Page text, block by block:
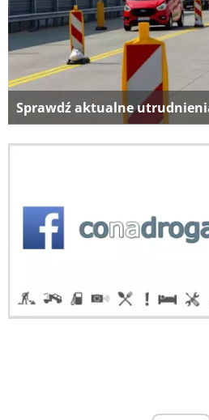
Sprawdź aktualne